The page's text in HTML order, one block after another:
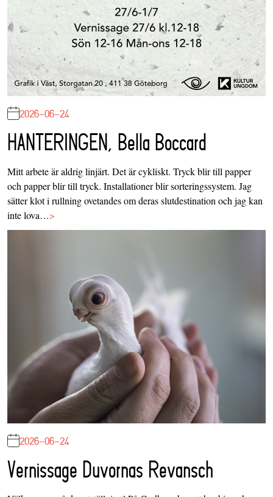
2026-06-24
HANTERINGEN, Bella Boccard
Mitt arbete är aldrig linjärt. Det är cykliskt. Tryck blir till papper
och papper blir till tryck. Installationer blir sorteringssystem. Jag
sätter klot i rullning ovetandes om deras slutdestination och jag kan
inte lova…>
2026-06-24
Vernissage Duvornas Revansch